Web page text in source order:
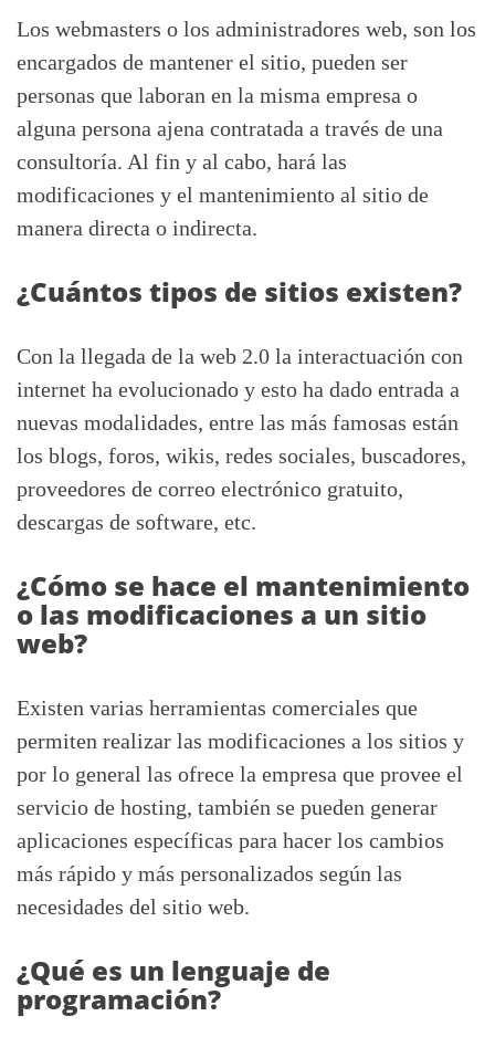
Los webmasters o los administradores web, son los
encargados de mantener el sitio, pueden ser
personas que laboran en la misma empresa o
alguna persona ajena contratada a través de una
consultoría. Al fin y al cabo, hará las
modificaciones y el mantenimiento al sitio de
manera directa o indirecta.
¿Cuántos tipos de sitios existen?
Con la llegada de la web 2.0 la interactuación con
internet ha evolucionado y esto ha dado entrada a
nuevas modalidades, entre las más famosas están
los blogs, foros, wikis, redes sociales, buscadores,
proveedores de correo electrónico gratuito,
descargas de software, etc.
¿Cómo se hace el mantenimiento
o las modificaciones a un sitio
web?
Existen varias herramientas comerciales que
permiten realizar las modificaciones a los sitios y
por lo general las ofrece la empresa que provee el
servicio de hosting, también se pueden generar
aplicaciones específicas para hacer los cambios
más rápido y más personalizados según las
necesidades del sitio web.
¿Qué es un lenguaje de
programación?